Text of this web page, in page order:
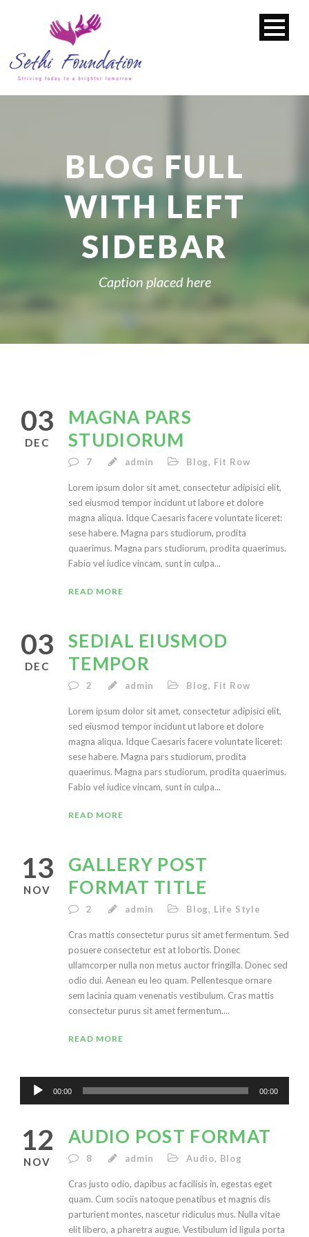
BLOG FULL
WITH LEFT
SIDEBAR
Caption placed here
03
DEC
MAGNA PARS
STUDIORUM
7 admin Blog, Fit Row
Lorem ipsum dolor sit amet, consectetur adipisici elit,
sed eiusmod tempor incidunt ut labore et dolore
magna aliqua. Idque Caesaris facere voluntate liceret:
sese habere. Magna pars studiorum, prodita
quaerimus. Magna pars studiorum, prodita quaerimus.
Fabio vel iudice vincam, sunt in culpa...
READ MORE
03
DEC
SEDIAL EIUSMOD
TEMPOR
2 admin Blog, Fit Row
Lorem ipsum dolor sit amet, consectetur adipisici elit,
sed eiusmod tempor incidunt ut labore et dolore
magna aliqua. Idque Caesaris facere voluntate liceret:
sese habere. Magna pars studiorum, prodita
quaerimus. Magna pars studiorum, prodita quaerimus.
Fabio vel iudice vincam, sunt in culpa...
READ MORE
13
NOV
GALLERY POST
FORMAT TITLE
2 admin Blog, Life Style
Cras mattis consectetur purus sit amet fermentum. Sed
posuere consectetur est at lobortis. Donec
ullamcorper nulla non metus auctor fringilla. Donec sed
odio dui. Aenean eu leo quam. Pellentesque ornare
sem lacinia quam venenatis vestibulum. Cras mattis
consectetur purus sit amet fermentum....
READ MORE
00:00 00:00
12
NOV
AUDIO POST FORMAT
8 admin Audio, Blog
Cras justo odio, dapibus ac facilisis in, egestas eget
quam. Cum sociis natoque penatibus et magnis dis
parturient montes, nascetur ridiculus mus. Nulla vitae
elit libero, a pharetra augue. Vestibulum id ligula porta